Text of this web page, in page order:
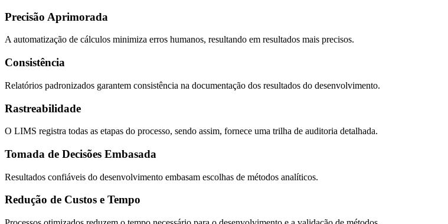
Precisão Aprimorada
A automatização de cálculos minimiza erros humanos, resultando em resultados mais precisos.
Consistência
Relatórios padronizados garantem consistência na documentação dos resultados do desenvolvimento.
Rastreabilidade
O LIMS registra todas as etapas do processo, sendo assim, fornece uma trilha de auditoria detalhada.
Tomada de Decisões Embasada
Resultados confiáveis do desenvolvimento embasam escolhas de métodos analíticos.
Redução de Custos e Tempo